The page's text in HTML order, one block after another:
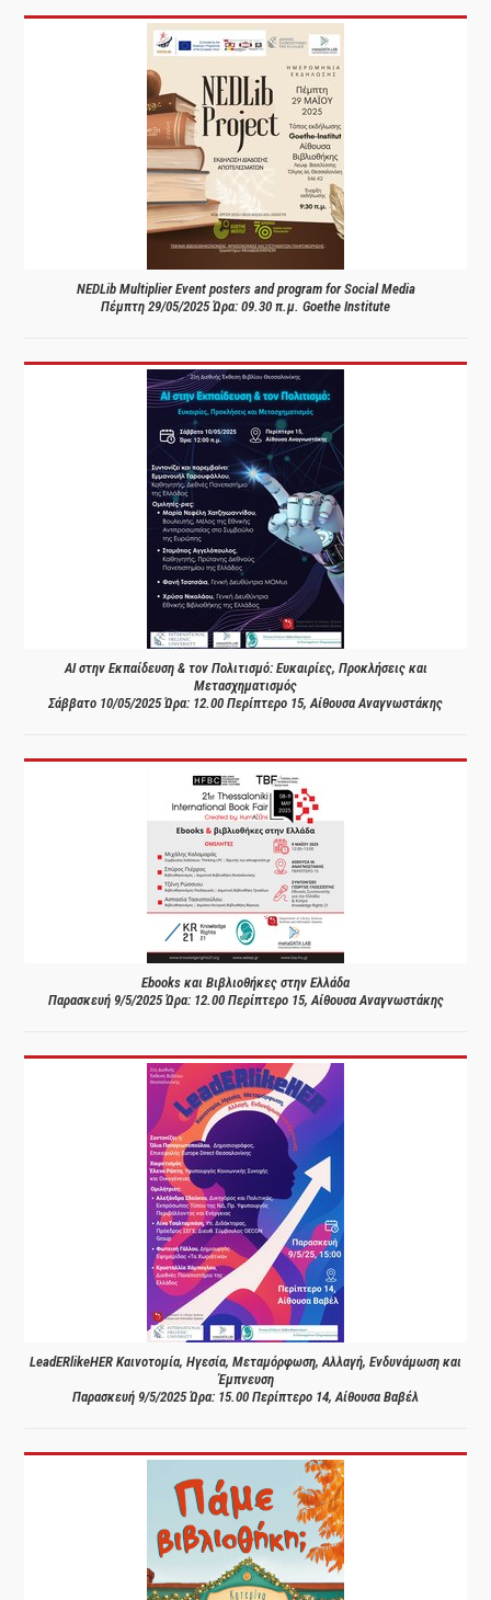
NEDLib Multiplier Event posters and program for Social Media
Πέμπτη 29/05/2025 Ώρα: 09.30 π.μ. Goethe Institute
AI στην Εκπαίδευση & τον Πολιτισμό: Ευκαιρίες, Προκλήσεις και
Μετασχηματισμός
Σάββατο 10/05/2025 Ώρα: 12.00 Περίπτερο 15, Αίθουσα Αναγνωστάκης
Ebooks και Βιβλιοθήκες στην Ελλάδα
Παρασκευή 9/5/2025 Ώρα: 12.00 Περίπτερο 15, Αίθουσα Αναγνωστάκης
LeadERlikeHER Καινοτομία, Ηγεσία, Μεταμόρφωση, Αλλαγή, Ενδυνάμωση και
Έμπνευση
Παρασκευή 9/5/2025 Ώρα: 15.00 Περίπτερο 14, Αίθουσα Βαβέλ